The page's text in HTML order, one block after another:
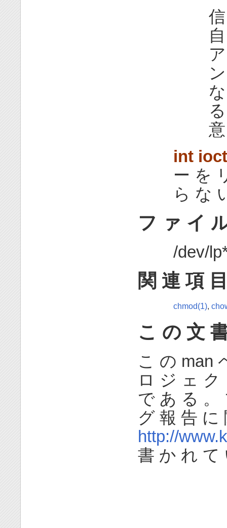
int
ー を
ら な
フ ァ イ
/dev/
関 連 項
chmod(1),
こ の 文
こ の man
ロ ジ ェ ク
で あ る 。
グ 報 告 に
http://
書 か れ て